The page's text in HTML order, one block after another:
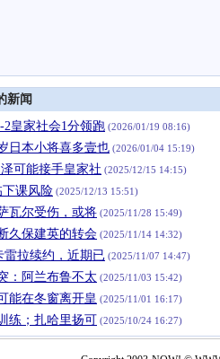
新闻
皇家社会1分领跑 (2026/01/19 08:16)
日本小将喜多壹也 (2026/01/04 15:19)
可能接手皇家社 (2025/12/15 14:15)
下课风险 (2025/12/13 15:51)
瓦尔受伤，或将 (2025/11/28 15:49)
久保建英的转会 (2025/11/14 14:32)
雷拉续约，近期已 (2025/11/07 14:47)
：阿兰布鲁不太 (2025/11/03 15:42)
能在冬窗离开皇 (2025/11/01 16:17)
练；扎哈里扬可 (2025/10/24 16:27)